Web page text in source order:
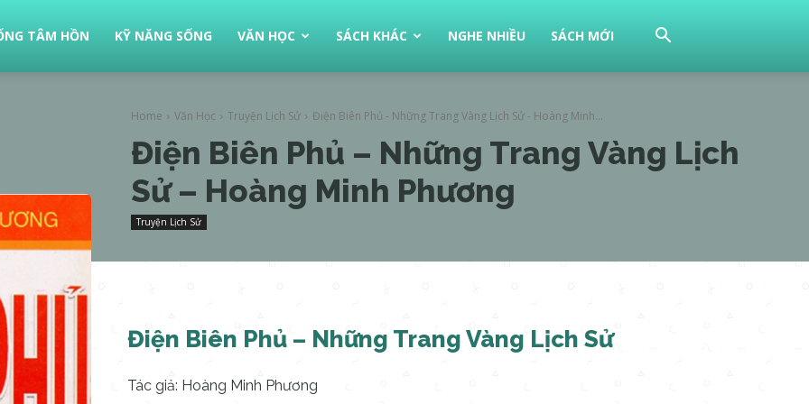
TÂM HỒN KỸ NĂNG SỐNG VĂN HỌC SÁCH KHÁC NGHE NHIỀU SÁCH MỚI
Home Văn Học Truyện Lịch Sử Điện Biên Phủ - Những Trang Vàng Lịch Sử - Hoàng Minh...
Điện Biên Phủ – Những Trang Vàng Lịch
Sử – Hoàng Minh Phương
Truyện Lịch Sử
Điện Biên Phủ – Những Trang Vàng Lịch Sử
Tác giả: Hoàng Minh Phương